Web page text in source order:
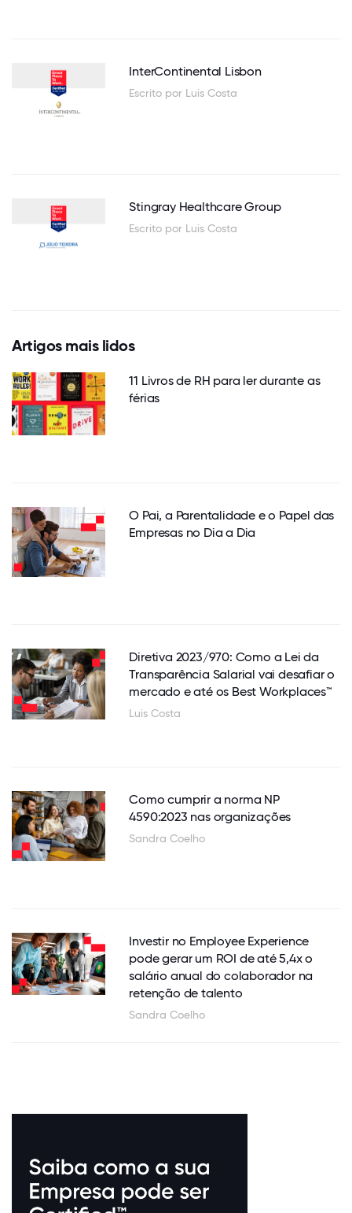
InterContinental Lisbon
Escrito por Luis Costa
Stingray Healthcare Group
Escrito por Luis Costa
Artigos mais lidos
11 Livros de RH para ler durante as
férias
O Pai, a Parentalidade e o Papel das
Empresas no Dia a Dia
Diretiva 2023/970: Como a Lei da
Transparência Salarial vai desafiar o
mercado e até os Best Workplaces™
Luis Costa
Como cumprir a norma NP
4590:2023 nas organizações
Sandra Coelho
Investir no Employee Experience
pode gerar um ROI de até 5,4x o
salário anual do colaborador na
retenção de talento
Sandra Coelho